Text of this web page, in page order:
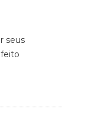
seus